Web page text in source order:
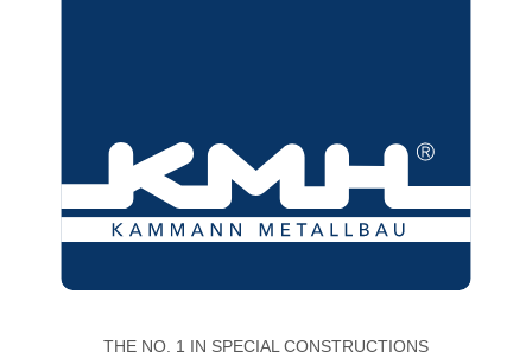
THE NO. 1 IN SPECIAL CONSTRUCTIONS